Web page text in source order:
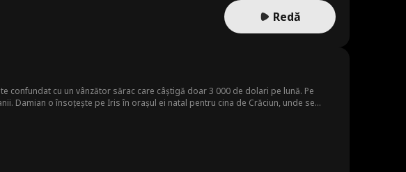
Redă
cu un vânzător sărac care câștigă doar 3 000 de dolari pe lună. Pe
Damian o însoțește pe Iris în orașul ei natal pentru cina de Crăciun, unde se